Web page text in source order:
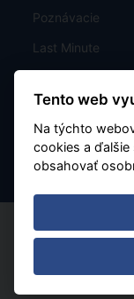
Poznávacie
Last Minute
Charterové
Nastavenie
Tento web
Na týchto
cookies a
obsahovať